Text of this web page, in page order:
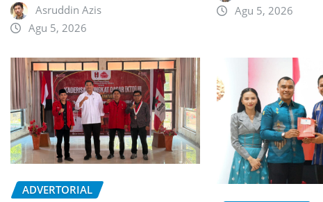
Asruddin Azis
Agu 5, 2026
Agu 5, 2026
ADVERTORIAL